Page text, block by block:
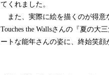
てくれました。
また、実際に絵を描くのが得意
Touches the Wallsさんの『夏の大
ートな能年さんの姿に、終始笑顔